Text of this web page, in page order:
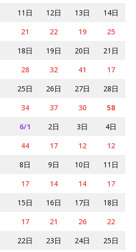
11日 12日 13日
14日
21 22 19
25
18日 19日 20日
21日
28 32 41
17
25日 26日 27日
28日
34 37 30
58
6/1 2日 3日
4日
44 17 12
12
8日 9日 10日
11日
17 14 14
17
15日 16日 17日
18日
17 21 26
22
22日 23日 24日
25日